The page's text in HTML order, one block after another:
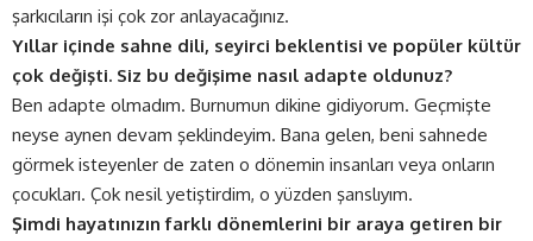
şarkıcıların işi çok zor anlayacağınız.
Yıllar içinde sahne dili, seyirci beklentisi ve popüler kültür
çok değişti. Siz bu değişime nasıl adapte oldunuz?
Ben adapte olmadım. Burnumun dikine gidiyorum. Geçmişte
neyse aynen devam şeklindeyim. Bana gelen, beni sahnede
görmek isteyenler de zaten o dönemin insanları veya onların
çocukları. Çok nesil yetiştirdim, o yüzden şanslıyım.
Şimdi hayatınızın farklı dönemlerini bir araya getiren bir